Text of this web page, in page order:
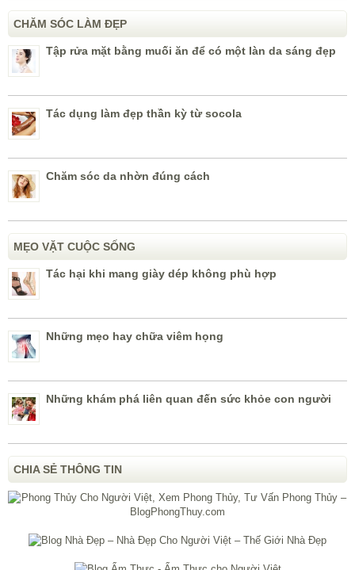
CHĂM SÓC LÀM ĐẸP
Tập rửa mặt bằng muối ăn để có một làn da sáng đẹp
Tác dụng làm đẹp thần kỳ từ socola
Chăm sóc da nhờn đúng cách
MẸO VẶT CUỘC SỐNG
Tác hại khi mang giày dép không phù hợp
Những mẹo hay chữa viêm họng
Những khám phá liên quan đến sức khỏe con người
CHIA SẺ THÔNG TIN